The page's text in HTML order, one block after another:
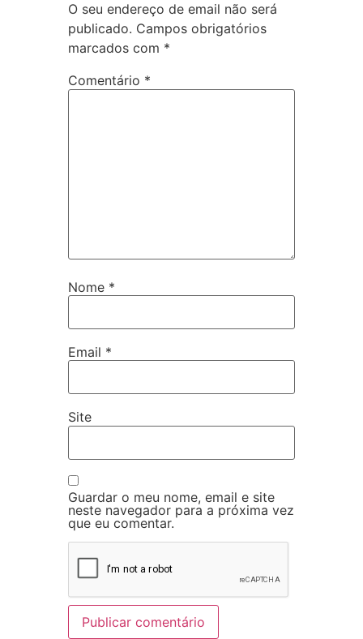
O seu endereço de email não será
publicado. Campos obrigatórios
marcados com *
Comentário *
Nome *
Email *
Site
Guardar o meu nome, email e site
neste navegador para a próxima vez
que eu comentar.